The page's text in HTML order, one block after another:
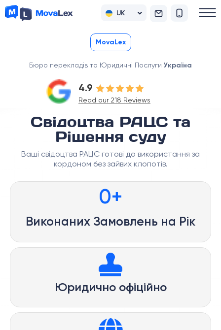
UK
RU
MovaLex
Бюро перекладів та Юридичні Послуги Україна
4.9
Read our 218 Reviews
Свідоцтва РАЦС та
Рішення суду
Ваші свідоцтва РАЦС готові до використання за
кордоном без зайвих клопотів.
Виконаних Замовлень на Рік
0+
Юридично офіційно